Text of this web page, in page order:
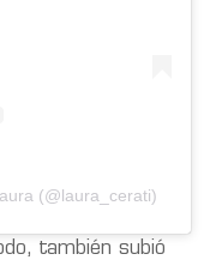
(@laura_cerati)
también subió